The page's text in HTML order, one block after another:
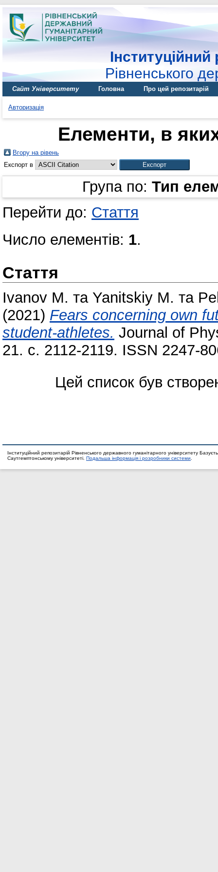
Інституційний
Рівненського
Сайт Університету Головна Про цей репозитарій
Авторизація
Елементи, в
Вгору на рівень
Експорт в
Група по: Тип
Перейти до: Стаття
Число елементів: 1.
Стаття
Ivanov M. та Yanitskiy M. та
(2021) Fears concerning own
student-athletes. Journal of
21. с. 2112-2119. ISSN 2247-
Цей список був
Інституційний репозитарій Рівненського державного гуманітарного університету
Саутгемптонському університеті. Подальша інформація і розробники системи